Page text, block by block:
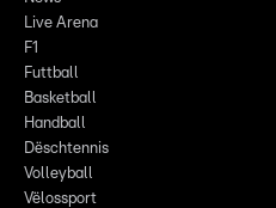
Live Arena
F1
Futtball
Basketball
Handball
Dëschtennis
Volleyball
Vëlossport